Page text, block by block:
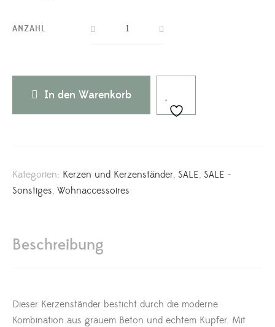
ANZAHL
In den Warenkorb
Kategorien: Kerzen und Kerzenständer, SALE, SALE -
Sonstiges, Wohnaccessoires
Beschreibung
Dieser Kerzenständer besticht durch die moderne
Kombination aus grauem Beton und echtem Kupfer. Mit